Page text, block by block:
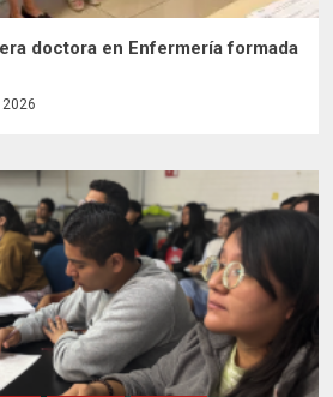
doctora en Enfermería formada